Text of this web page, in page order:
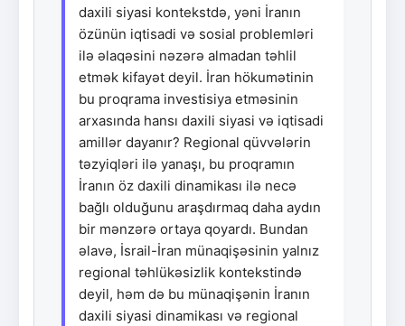
daxili siyasi kontekstdə, yəni İranın
özünün iqtisadi və sosial problemləri
ilə əlaqəsini nəzərə almadan təhlil
etmək kifayət deyil. İran hökumətinin
bu proqrama investisiya etməsinin
arxasında hansı daxili siyasi və iqtisadi
amillər dayanır? Regional qüvvələrin
təzyiqləri ilə yanaşı, bu proqramın
İranın öz daxili dinamikası ilə necə
bağlı olduğunu araşdırmaq daha aydın
bir mənzərə ortaya qoyardı. Bundan
əlavə, İsrail-İran münaqişəsinin yalnız
regional təhlükəsizlik kontekstində
deyil, həm də bu münaqişənin İranın
daxili siyasi dinamikası və regional